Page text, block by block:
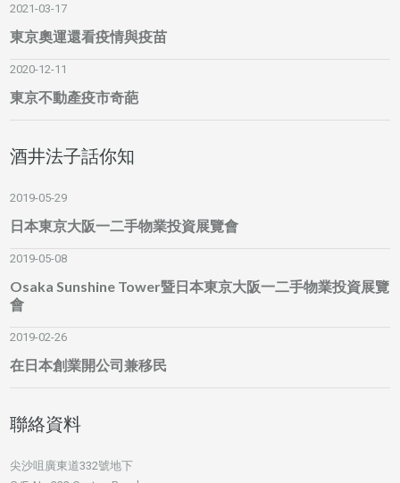
2021-03-17
東京奧運還看疫情與疫苗
2020-12-11
東京不動產疫市奇葩
酒井法子話你知
2019-05-29
日本東京大阪一二手物業投資展覽會
2019-05-08
Osaka Sunshine Tower暨日本東京大阪一二手物業投資展覽
會
2019-02-26
在日本創業開公司兼移民
聯絡資料
尖沙咀廣東道332號地下